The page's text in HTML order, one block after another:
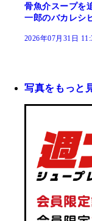
骨魚介スープを
一郎のバカレシ
2026年07月31日
写真をもっと